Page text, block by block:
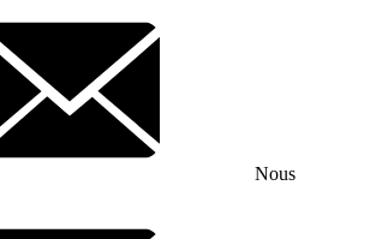
Nous